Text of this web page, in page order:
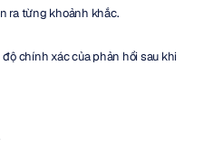
ra từng khoảnh khắc.
chính xác của phản hồi sau khi